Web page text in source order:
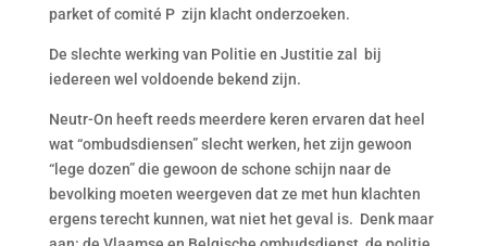
parket of comité P zijn klacht onderzoeken.
De slechte werking van Politie en Justitie zal bij
iedereen wel voldoende bekend zijn.
Neutr-On heeft reeds meerdere keren ervaren dat heel
wat “ombudsdiensen” slecht werken, het zijn gewoon
“lege dozen” die gewoon de schone schijn naar de
bevolking moeten weergeven dat ze met hun klachten
ergens terecht kunnen, wat niet het geval is. Denk maar